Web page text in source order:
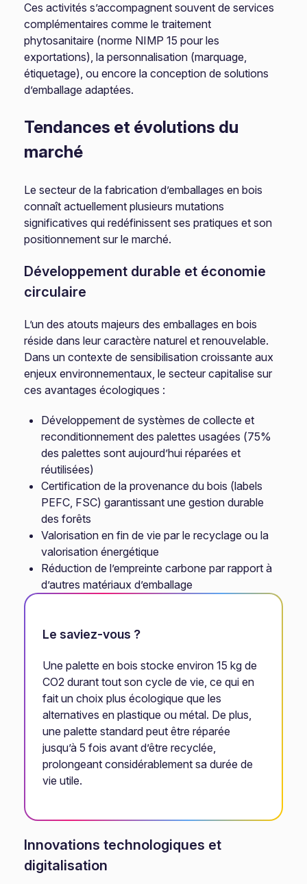
Ces activités s’accompagnent souvent de services
complémentaires comme le traitement
phytosanitaire (norme NIMP 15 pour les
exportations), la personnalisation (marquage,
étiquetage), ou encore la conception de solutions
d’emballage adaptées.
Tendances et évolutions du
marché
Le secteur de la fabrication d’emballages en bois
connaît actuellement plusieurs mutations
significatives qui redéfinissent ses pratiques et son
positionnement sur le marché.
Développement durable et économie
circulaire
L’un des atouts majeurs des emballages en bois
réside dans leur caractère naturel et renouvelable.
Dans un contexte de sensibilisation croissante aux
enjeux environnementaux, le secteur capitalise sur
ces avantages écologiques :
Développement de systèmes de collecte et
reconditionnement des palettes usagées (75%
des palettes sont aujourd’hui réparées et
réutilisées)
Certification de la provenance du bois (labels
PEFC, FSC) garantissant une gestion durable
des forêts
Valorisation en fin de vie par le recyclage ou la
valorisation énergétique
Réduction de l’empreinte carbone par rapport à
d’autres matériaux d’emballage
Le saviez-vous ?
Une palette en bois stocke environ 15 kg de
CO2 durant tout son cycle de vie, ce qui en
fait un choix plus écologique que les
alternatives en plastique ou métal. De plus,
une palette standard peut être réparée
jusqu’à 5 fois avant d’être recyclée,
prolongeant considérablement sa durée de
vie utile.
Innovations technologiques et
digitalisation